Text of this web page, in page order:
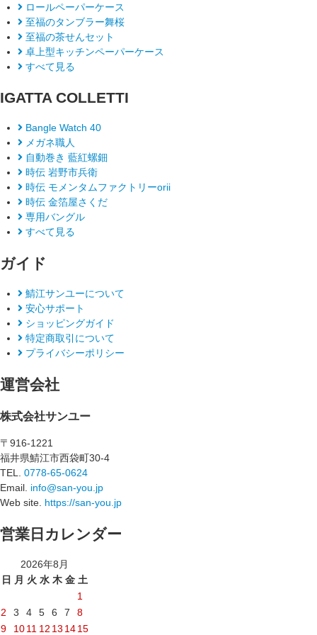
ロールペーパーケース
至福のタンブラー舞桜
至福の茶せんセット
卓上型キッチンペーパーケース
すべて見る
IGATTA COLLETTI
Bangle Watch 40
メガネ職人
自動巻き 藍紅螺鈿
時伝 岩野市兵衛
時伝 モメンタムファクトリーorii
時伝 金箔屋さくだ
専用バングル
すべて見る
ガイド
鯖江サンユーについて
安心サポート
ショッピングガイド
特定商取引について
プライバシーポリシー
運営会社
株式会社サンユー
〒916-1221
福井県鯖江市西袋町30-4
TEL. 0778-65-0624
Email. info@san-you.jp
Web site. https://san-you.jp
営業日カレンダー
2026年8月
日 月 火 水 木 金 土
1
2
3 4 5 6 7
8
9
1011 12 13 1415